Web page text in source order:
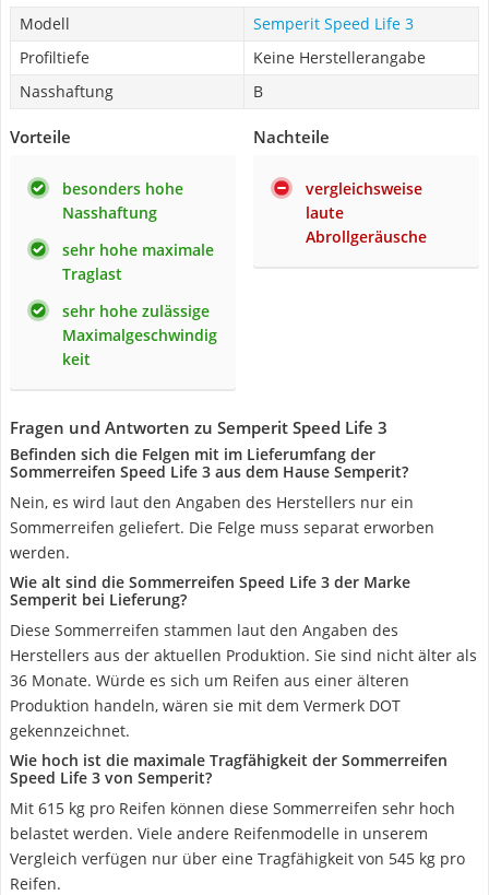
Modell
Semperit Speed Life 3
Profiltiefe
Keine Herstellerangabe
Nasshaftung
B
Vorteile
besonders hohe
Nasshaftung
sehr hohe maximale
Traglast
sehr hohe zulässige
Maximalgeschwindig
keit
Nachteile
vergleichsweise
laute
Abrollgeräusche
Fragen und Antworten zu Semperit Speed Life 3
Befinden sich die Felgen mit im Lieferumfang der
Sommerreifen Speed Life 3 aus dem Hause Semperit?
Nein, es wird laut den Angaben des Herstellers nur ein
Sommerreifen geliefert. Die Felge muss separat erworben
werden.
Wie alt sind die Sommerreifen Speed Life 3 der Marke
Semperit bei Lieferung?
Diese Sommerreifen stammen laut den Angaben des
Herstellers aus der aktuellen Produktion. Sie sind nicht älter als
36 Monate. Würde es sich um Reifen aus einer älteren
Produktion handeln, wären sie mit dem Vermerk DOT
gekennzeichnet.
Wie hoch ist die maximale Tragfähigkeit der Sommerreifen
Speed Life 3 von Semperit?
Mit 615 kg pro Reifen können diese Sommerreifen sehr hoch
belastet werden. Viele andere Reifenmodelle in unserem
Vergleich verfügen nur über eine Tragfähigkeit von 545 kg pro
Reifen.